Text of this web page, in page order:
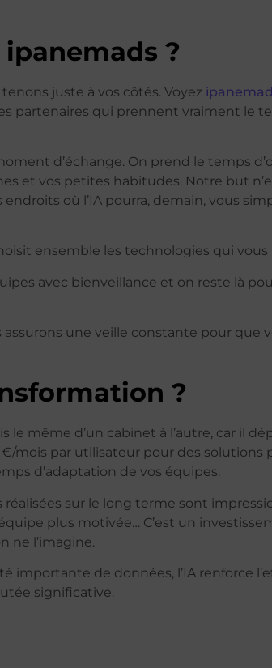
?
juste à vos côtés. Voyez
partenaires qui prennent vraiment le
d’échange. On prend le temps
et vos petites habitudes. Notre but
où l’IA pourra, demain, vous
ensemble les technologies qui vous
avec bienveillance et on reste là
assurons une veille constante pour que
?
le même d’un cabinet à l’autre, car il
mois par utilisateur pour des solutions
d’adaptation de vos équipes.
réalisées sur le long terme sont
plus motivée… C’est un
ne l’imagine.
importante de données, l’IA renforce
significative.